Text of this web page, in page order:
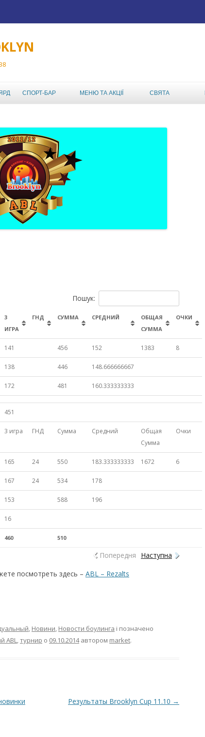
СПОРТ-БАР МЕНЮ ТА АКЦІЇ СВЯТА
Пошук:
3
ИГРА
ГНД СУММА СРЕДНИЙ
ОБЩАЯ
СУММА
ОЧКИ
141 456 152 1383 8
138 446 148.666666667
172 481 160.333333333
451
3 игра ГНД Сумма Средний
Общая
Сумма
Очки
165 24 550 183.333333333 1672 6
167 24 534 178
153 588 196
16
460 510
Попередня
Наступна
посмотреть здесь – АВL – Rezalts
, Новини, Новости боулинга і позначено
ABL,турнир о 09.10.2014 автором market.
Результаты Brooklyn Cup 11.10 →